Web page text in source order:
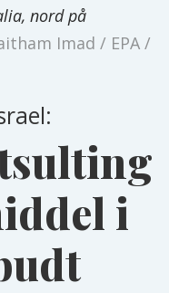
nord på
Imad / EPA /
i